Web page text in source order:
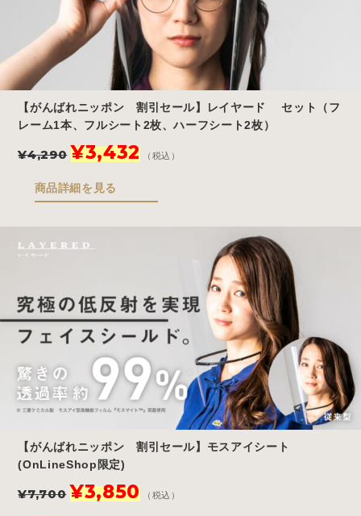
【がんばれニッポン 割引セール】レイヤード セット（フ
レーム1本、フルシート2枚、ハーフシート2枚）
¥4,290
元
の
価
格
¥4,290
た。
¥3,432現
在
価
す。
（税込）
商品詳細を見る
【がんばれニッポン 割引セール】モスアイシート
(OnLineShop限定)
¥7,700
元
の
¥3,850現
在
（税込）